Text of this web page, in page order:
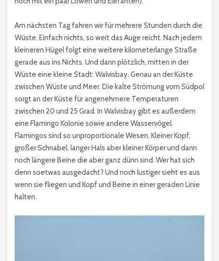
Am nächsten Tag fahren wir für mehrere Stunden durch die
Wüste. Einfach nichts, so weit das Auge reicht. Nach jedem
kleineren Hügel folgt eine weitere kilometerlange Straße
gerade aus ins Nichts. Und dann plötzlich, mitten in der
Wüste eine kleine Stadt: Walvisbay. Genau an der Küste
zwischen Wüste und Meer. Die kalte Strömung vom Südpol
sorgt an der Küste für angenehmere Temperaturen
zwischen 20 und 25 Grad. In Walvisbay gibt es außerdem
eine Flamingo Kolonie sowie andere Wasservögel.
Flamingos sind so unproportionale Wesen. Kleiner Kopf,
großer Schnabel, langer Hals aber kleiner Körper und dann
noch längere Beine die aber ganz dünn sind. Wer hat sich
denn soetwas ausgedacht? Und noch lustiger sieht es aus
wenn sie fliegen und Kopf und Beine in einer geraden Linie
halten.